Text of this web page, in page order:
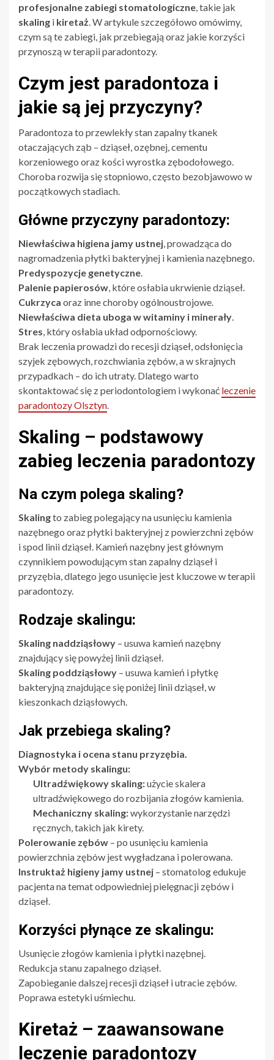
profesjonalne zabiegi stomatologiczne , takie jak
skaling i kiretaż . W artykule szczegółowo omówimy,
czym są te zabiegi, jak przebiegają oraz jakie korzyści
przynoszą w terapii paradontozy.
Czym jest paradontoza i
jakie są jej przyczyny?
Paradontoza to przewlekły stan zapalny tkanek
otaczających ząb – dziąseł, ozębnej, cementu
korzeniowego oraz kości wyrostka zębodołowego.
Choroba rozwija się stopniowo, często bezobjawowo w
początkowych stadiach.
Główne przyczyny paradontozy:
Niewłaściwa higiena jamy ustnej , prowadząca do
nagromadzenia płytki bakteryjnej i kamienia nazębnego.
Predyspozycje genetyczne
Palenie papierosów , które osłabia ukrwienie dziąseł.
Cukrzyca oraz inne choroby ogólnoustrojowe.
Niewłaściwa dieta uboga w witaminy i minerały
Stres , który osłabia układ odpornościowy.
Brak leczenia prowadzi do recesji dziąseł, odsłonięcia
szyjek zębowych, rozchwiania zębów, a w skrajnych
przypadkach – do ich utraty. Dlatego warto
skontaktować się z periodontologiem i wykonać leczenie
paradontozy Olsztyn
Skaling – podstawowy
zabieg leczenia paradontozy
Na czym polega skaling?
Skalingto zabieg polegający na usunięciu kamienia
nazębnego oraz płytki bakteryjnej z powierzchni zębów
i spod linii dziąseł. Kamień nazębny jest głównym
czynnikiem powodującym stan zapalny dziąseł i
przyzębia, dlatego jego usunięcie jest kluczowe w terapii
paradontozy.
Rodzaje skalingu:
Skaling naddziąsłowy – usuwa kamień nazębny
znajdujący się powyżej linii dziąseł.
Skaling poddziąsłowy – usuwa kamień i płytkę
bakteryjną znajdujące się poniżej linii dziąseł, w
kieszonkach dziąsłowych.
Jak przebiega skaling?
Diagnostyka i ocena stanu przyzębia.
Wybór metody skalingu:
Ultradźwiękowy skaling:użycie skalera
ultradźwiękowego do rozbijania złogów kamienia.
Mechaniczny skaling:wykorzystanie narzędzi
ręcznych, takich jak kirety.
Polerowanie zębów – po usunięciu kamienia
powierzchnia zębów jest wygładzana i polerowana.
Instruktaż higieny jamy ustnej – stomatolog edukuje
pacjenta na temat odpowiedniej pielęgnacji zębów i
dziąseł.
Korzyści płynące ze skalingu:
Usunięcie złogów kamienia i płytki nazębnej.
Redukcja stanu zapalnego dziąseł.
Zapobieganie dalszej recesji dziąseł i utracie zębów.
Poprawa estetyki uśmiechu.
Kiretaż – zaawansowane
leczenie paradontozy